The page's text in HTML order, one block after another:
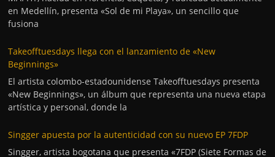
en Medellín, presenta «Sol de mi Playa», un sencillo que
fusiona
Takeofftuesdays llega con el lanzamiento de «New
Beginnings»
El artista colombo-estadounidense Takeofftuesdays presenta
«New Beginnings», un álbum que representa una nueva etapa
artística y personal, donde la
Singger apuesta por la autenticidad con su nuevo EP 7FDP
Singger, artista bogotana que presenta «7FDP (Siete Formas de